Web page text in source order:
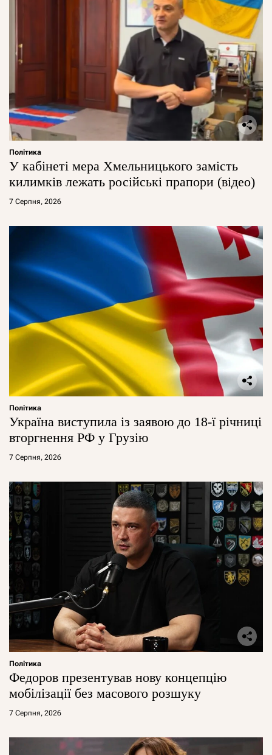
Політика
У кабінеті мера Хмельницького замість
килимків лежать російські прапори (відео)
7 Серпня, 2026
Політика
Україна виступила із заявою до 18-ї річниці
вторгнення РФ у Грузію
7 Серпня, 2026
Політика
Федоров презентував нову концепцію
мобілізації без масового розшуку
7 Серпня, 2026